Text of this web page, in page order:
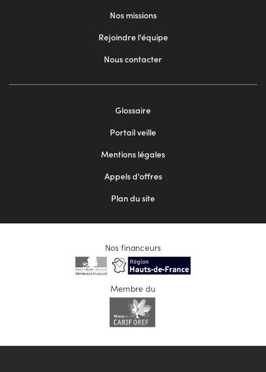
Nos missions
Rejoindre l'équipe
Nous contacter
Glossaire
Portail veille
Mentions légales
Appels d'offres
Plan du site
Nos financeurs
Membre du